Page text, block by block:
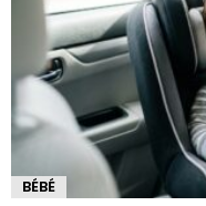
BÉBÉ